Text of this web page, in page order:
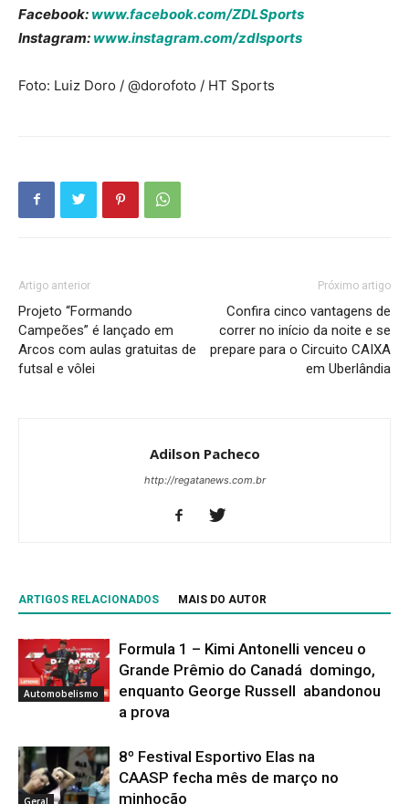
Facebook: www.facebook.com/ZDLSports
Instagram: www.instagram.com/zdlsports
Foto: Luiz Doro / @dorofoto / HT Sports
Artigo anterior
Projeto “Formando
Campeões” é lançado em
Arcos com aulas gratuitas de
futsal e vôlei
Próximo artigo
Confira cinco vantagens de
correr no início da noite e se
prepare para o Circuito CAIXA
em Uberlândia
Adilson Pacheco
http://regatanews.com.br
ARTIGOS RELACIONADOS MAIS DO AUTOR
Automobelismo
Formula 1 – Kimi Antonelli venceu o
Grande Prêmio do Canadá domingo,
enquanto George Russell abandonou
a prova
Geral
8º Festival Esportivo Elas na
CAASP fecha mês de março no
minhocão